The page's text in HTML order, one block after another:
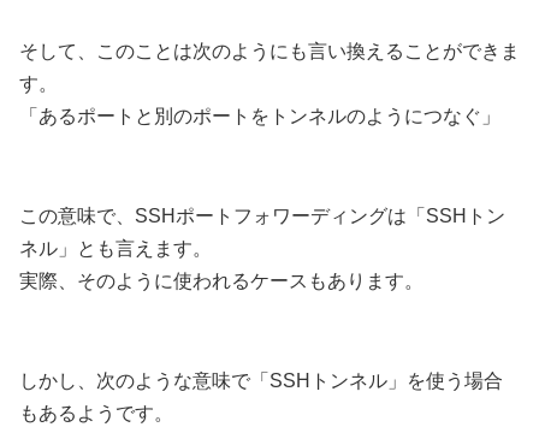
そして、このことは次のようにも言い換えることができま
す。
「あるポートと別のポートをトンネルのようにつなぐ」
この意味で、SSHポートフォワーディングは「SSHトン
ネル」とも言えます。
実際、そのように使われるケースもあります。
しかし、次のような意味で「SSHトンネル」を使う場合
もあるようです。